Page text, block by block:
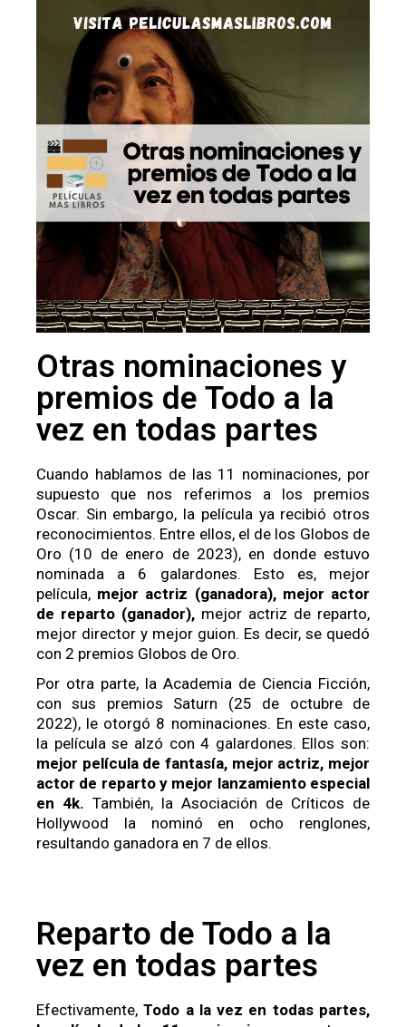
Otras nominaciones y
premios de Todo a la
vez en todas partes
Cuando hablamos de las 11 nominaciones, por
supuesto que nos referimos a los premios
Oscar. Sin embargo, la película ya recibió otros
reconocimientos. Entre ellos, el de los Globos de
Oro (10 de enero de 2023), en donde estuvo
nominada a 6 galardones. Esto es, mejor
película, mejor actriz (ganadora), mejor actor
de reparto (ganador), mejor actriz de reparto,
mejor director y mejor guion. Es decir, se quedó
con 2 premios Globos de Oro.
Por otra parte, la Academia de Ciencia Ficción,
con sus premios Saturn (25 de octubre de
2022), le otorgó 8 nominaciones. En este caso,
la película se alzó con 4 galardones. Ellos son:
mejor película de fantasía, mejor actriz, mejor
actor de reparto y mejor lanzamiento especial
en 4k. También, la Asociación de Críticos de
Hollywood la nominó en ocho renglones,
resultando ganadora en 7 de ellos.
Reparto de Todo a la
vez en todas partes
Efectivamente, Todo a la vez en todas partes,